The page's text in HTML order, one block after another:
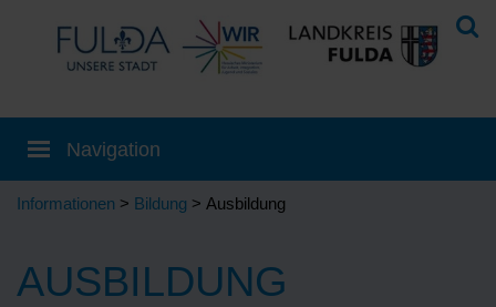
Informationen > Bildung > Ausbildung
AUSBILDUNG